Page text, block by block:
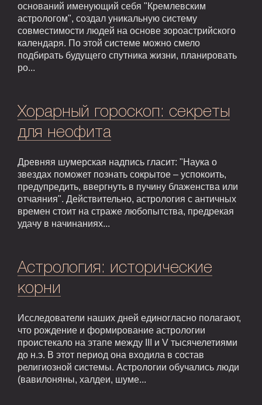
оснований именующий себя "Кремлевским
астрологом", создал уникальную систему
совместимости людей на основе зороастрийского
календаря. По этой системе можно смело
подбирать будущего спутника жизни, планировать
ро...
Хорарный гороскоп: секреты
для неофита
Древняя шумерская надпись гласит: "Наука о
звездах поможет познать сокрытое – успокоить,
предупредить, ввергнуть в пучину блаженства или
отчаяния". Действительно, астрология с античных
времен стоит на страже любопытства, предрекая
удачу в начинаниях...
Астрология: исторические
корни
Исследователи наших дней единогласно полагают,
что рождение и формирование астрологии
проистекало на этапе между III и V тысячелетиями
до н.э. В этот период она входила в состав
религиозной системы. Астрологии обучались люди
(вавилоняны, халдеи, шуме...